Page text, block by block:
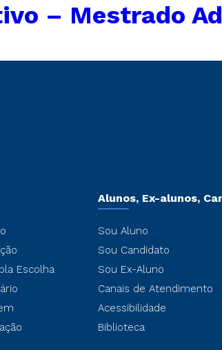
– Mestrado
Escolha
Alunos, Ex-alunos,
Sou Aluno
Sou Candidato
Sou Ex-Aluno
Canais de Atendimento
Acessibilidade
Biblioteca